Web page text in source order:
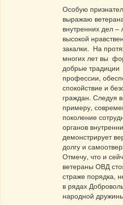
Особую
выражаю
внутренних дел
высокой
закалки. На
многих лет вы
добрые традиции
профессии,
спокойствие и
граждан. Следуя
примеру,
поколение
органов
демонстрирует
долгу и
Отмечу, что и
ветераны ОВД
страже порядка,
в рядах
народной